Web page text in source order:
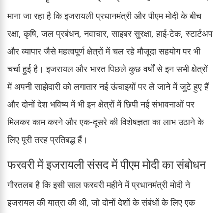
माना जा रहा है कि इजरायली प्रधानमंत्री और पीएम मोदी के बीच
रक्षा, कृषि, जल प्रबंधन, नवाचार, साइबर सुरक्षा, हाई-टेक, स्टार्टअप
और व्यापार जैसे महत्वपूर्ण क्षेत्रों में चल रहे मौजूदा सहयोग पर भी
चर्चा हुई है। इजरायल और भारत पिछले कुछ वर्षों से इन सभी क्षेत्रों
में अपनी साझेदारी को लगातार नई ऊंचाइयों पर ले जाने में जुटे हुए हैं
और दोनों देश भविष्य में भी इन क्षेत्रों में छिपी नई संभावनाओं पर
मिलकर काम करने और एक-दूसरे की विशेषज्ञता का लाभ उठाने के
लिए पूरी तरह प्रतिबद्ध हैं।
फरवरी में इजरायली संसद में पीएम मोदी का संबोधन
गौरतलब है कि इसी साल फरवरी महीने में प्रधानमंत्री मोदी ने
इजरायल की यात्रा की थी, जो दोनों देशों के संबंधों के लिए एक